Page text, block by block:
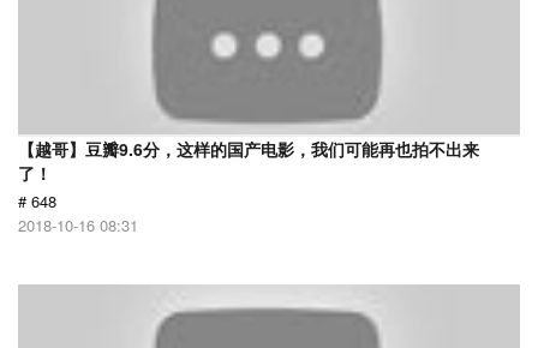
【越哥】豆瓣9.6分，这样的国产电影，我们可能再也拍不出来
了！
# 648
2018-10-16 08:31